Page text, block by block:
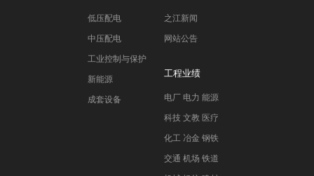
低压配电
中压配电
工业控制与保护
新能源
成套设备
之江新闻
网站公告
工程业绩
电厂 电力 能源
科技 文教 医疗
化工 冶金 钢铁
交通 机场 铁道